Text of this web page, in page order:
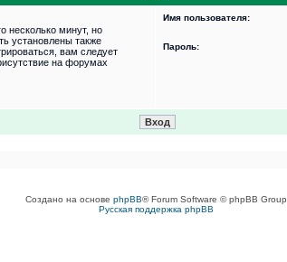
несколько минут, но
установлены также
вам следует
на форумах
Имя пользователя:
Пароль:
Создано на основе phpBB® Forum Software © phpBB Group
Русская поддержка phpBB